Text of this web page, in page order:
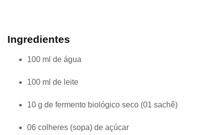
Ingredientes
100 ml de água
100 ml de leite
10 g de fermento biológico seco (01 sachê)
06 colheres (sopa) de açúcar